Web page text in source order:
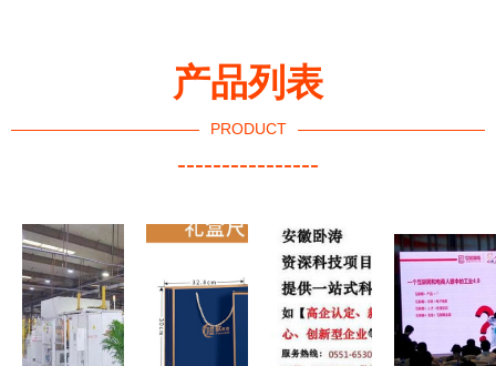
产品列表
PRODUCT
----------------